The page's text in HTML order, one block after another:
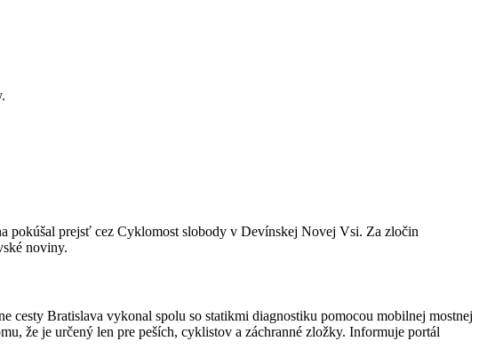
pokúšal prejsť cez Cyklomost slobody v Devínskej Novej Vsi. Za zločin
noviny.
Bratislava vykonal spolu so statikmi diagnostiku pomocou mobilnej mostnej
že je určený len pre peších, cyklistov a záchranné zložky. Informuje portál